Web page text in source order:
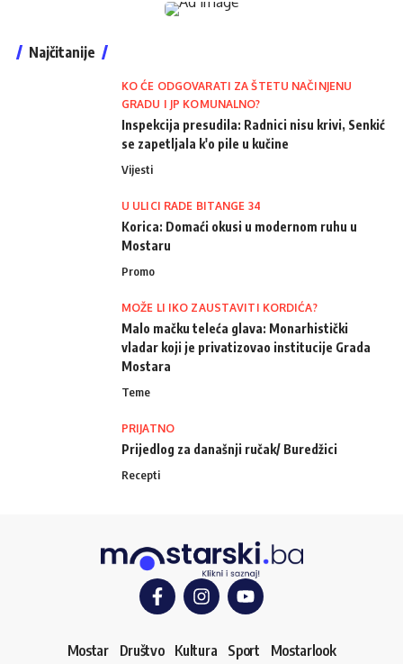
Najčitanije
KO ĆE ODGOVARATI ZA ŠTETU NAČINJENU
GRADU I JP KOMUNALNO?
Inspekcija presudila: Radnici nisu krivi, Senkić
se zapetljala k'o pile u kučine
Vijesti
U ULICI RADE BITANGE 34
Korica: Domaći okusi u modernom ruhu u
Mostaru
Promo
MOŽE LI IKO ZAUSTAVITI KORDIĆA?
Malo mačku teleća glava: Monarhistički
vladar koji je privatizovao institucije Grada
Mostara
Teme
PRIJATNO
Prijedlog za današnji ručak/ Buredžici
Recepti
Mostar Društvo Kultura Sport Mostarlook